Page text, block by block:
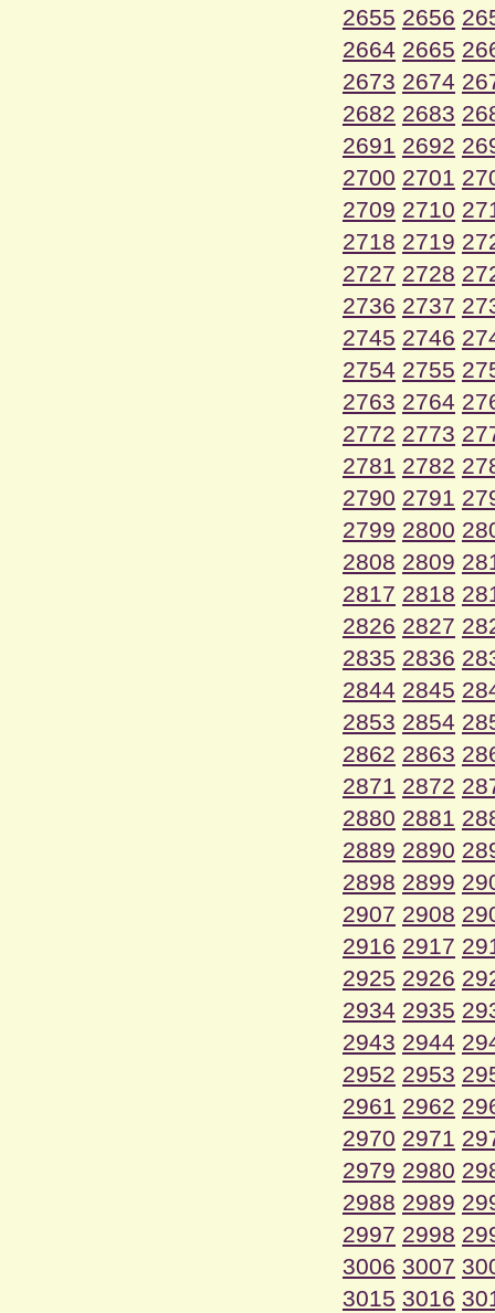
2655 2656
2664 2665
2673 2674
2682 2683
2691 2692
2700 2701
2709 2710
2718 2719
2727 2728
2736 2737
2745 2746
2754 2755
2763 2764
2772 2773
2781 2782
2790 2791
2799 2800
2808 2809
2817 2818
2826 2827
2835 2836
2844 2845
2853 2854
2862 2863
2871 2872
2880 2881
2889 2890
2898 2899
2907 2908
2916 2917
2925 2926
2934 2935
2943 2944
2952 2953
2961 2962
2970 2971
2979 2980
2988 2989
2997 2998
3006 3007
3015 3016